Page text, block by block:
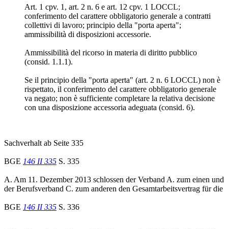
Art. 1 cpv. 1, art. 2 n. 6 e art. 12 cpv. 1 LOCCL;
conferimento del carattere obbligatorio generale a contratti
collettivi di lavoro; principio della "porta aperta";
ammissibilità di disposizioni accessorie.
Ammissibilità del ricorso in materia di diritto pubblico
(consid. 1.1.1).
Se il principio della "porta aperta" (art. 2 n. 6 LOCCL) non è
rispettato, il conferimento del carattere obbligatorio generale
va negato; non è sufficiente completare la relativa decisione
con una disposizione accessoria adeguata (consid. 6).
Sachverhalt ab Seite 335
BGE 146 II 335 S. 335
A. Am 11. Dezember 2013 schlossen der Verband A. zum einen und
der Berufsverband C. zum anderen den Gesamtarbeitsvertrag für die
BGE 146 II 335 S. 336